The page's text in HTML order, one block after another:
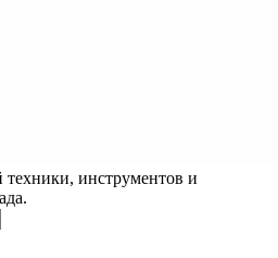
техники, инструментов и